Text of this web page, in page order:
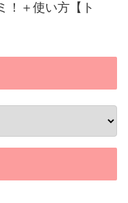
！＋使い方【ト